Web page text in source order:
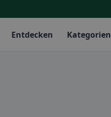
Entdecken Kategorien